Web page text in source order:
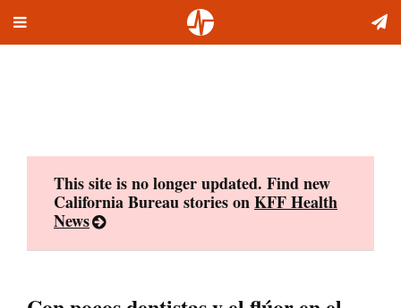
Toggle
This site is no longer updated. Find new
California Bureau stories onKFF Health
News